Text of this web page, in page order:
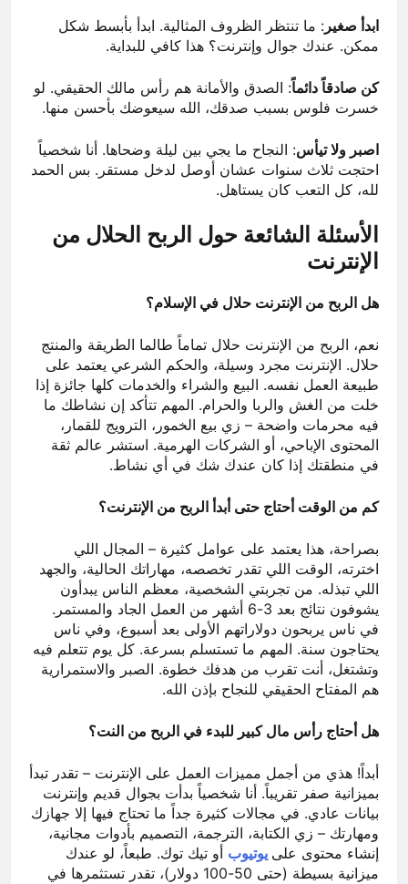
ابدأ صغير : ما تنتظر الظروف المثالية. ابدأ بأبسط شكل
ممكن. عندك جوال وإنترنت؟ هذا كافي للبداية.
كن صادقاً دائماً: الصدق والأمانة هم رأس مالك الحقيقي. لو
خسرت فلوس بسبب صدقك، الله سيعوضك بأحسن منها.
اصبر ولا تيأس: النجاح ما يجي بين ليلة وضحاها. أنا شخصياً
احتجت ثلاث سنوات عشان أوصل لدخل مستقر. بس الحمد
لله، كل التعب كان يستاهل.
الأسئلة الشائعة حول الربح الحلال من
الإنترنت
هل الربح من الإنترنت حلال في الإسلام؟
نعم، الربح من الإنترنت حلال تماماً طالما الطريقة والمنتج
حلال. الإنترنت مجرد وسيلة، والحكم الشرعي يعتمد على
طبيعة العمل نفسه. البيع والشراء والخدمات كلها جائزة إذا
خلت من الغش والربا والحرام. المهم تتأكد إن نشاطك ما
فيه محرمات واضحة – زي بيع الخمور، الترويج للقمار،
المحتوى الإباحي، أو الشركات الهرمية. استشر عالم ثقة
في منطقتك إذا كان عندك شك في أي نشاط.
كم من الوقت أحتاج حتى أبدأ الربح من الإنترنت؟
بصراحة، هذا يعتمد على عوامل كثيرة – المجال اللي
اخترته، الوقت اللي تقدر تخصصه، مهاراتك الحالية، والجهد
اللي تبذله. من تجربتي الشخصية، معظم الناس يبدأون
يشوفون نتائج بعد 3-6 أشهر من العمل الجاد والمستمر.
في ناس يربحون دولاراتهم الأولى بعد أسبوع، وفي ناس
يحتاجون سنة. المهم ما تستسلم بسرعة. كل يوم تتعلم فيه
وتشتغل، أنت تقرب من هدفك خطوة. الصبر والاستمرارية
هم المفتاح الحقيقي للنجاح بإذن الله.
هل أحتاج رأس مال كبير للبدء في الربح من النت؟
أبداً! هذي من أجمل مميزات العمل على الإنترنت – تقدر تبدأ
بميزانية صفر تقريباً. أنا شخصياً بدأت بجوال قديم وإنترنت
بيانات عادي. في مجالات كثيرة جداً ما تحتاج فيها إلا جهازك
ومهارتك – زي الكتابة، الترجمة، التصميم بأدوات مجانية،
إنشاء محتوى علىيوتيوبأو تيك توك. طبعاً، لو عندك
ميزانية بسيطة (حتى 50-100 دولار)، تقدر تستثمرها في